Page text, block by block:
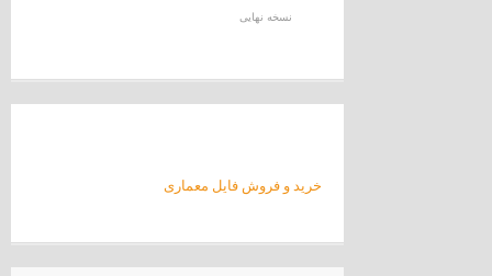
نسخه نهایی
خرید و فروش فایل معماری